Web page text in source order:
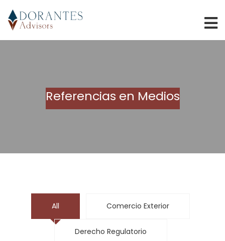
Referencias en Medios
All Comercio Exterior
Derecho Regulatorio